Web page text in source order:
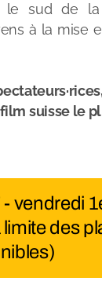
le sud de la
à la mise
suisse le
vendredi
des